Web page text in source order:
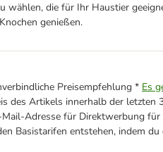
wählen, die für Ihr Haustier
genießen.
Preisempfehlung * Es
des Artikels innerhalb der letzten
Adresse für Direktwerbung
Basistarifen entstehen, indem